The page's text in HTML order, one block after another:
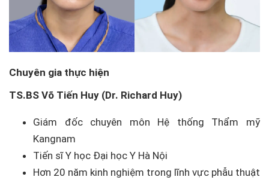
Chuyên gia thực hiện
TS.BS Võ Tiến Huy (Dr. Richard Huy)
Giám đốc chuyên môn Hệ thống Thẩm mỹ
Kangnam
Tiến sĩ Y học Đại học Y Hà Nội
Hơn 20 năm kinh nghiệm trong lĩnh vực phẫu thuật